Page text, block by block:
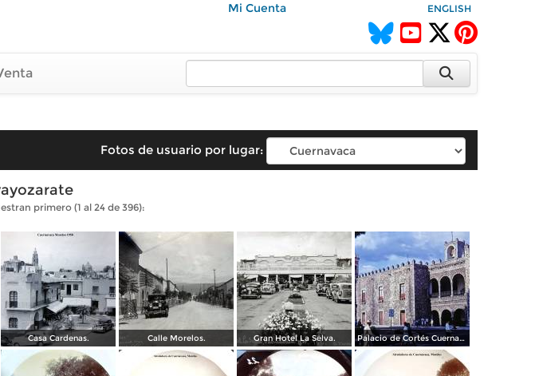
Mi Cuenta ENGLISH
Fotos de usuario por lugar:
primero (1 al 24 de 396):
Casa Cardenas. Calle Morelos. Gran Hotel La Selva. Palacio de Cortés Cuernavaca Morelos 1967